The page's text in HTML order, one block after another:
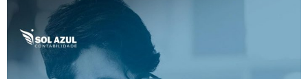
o
k
a
g
r
a
m
a
p